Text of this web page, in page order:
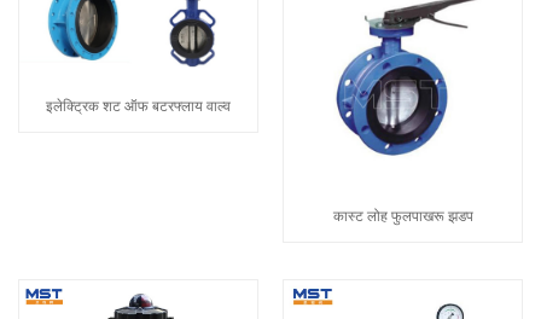
इलेक्ट्रिक शट ऑफ बटरफ्लाय वाल्व
कास्ट लोह फुलपाखरू झडप